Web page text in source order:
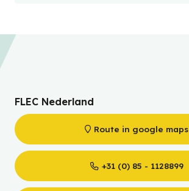
FLEC Nederland
Route in google maps
+31 (0) 85 - 1128899